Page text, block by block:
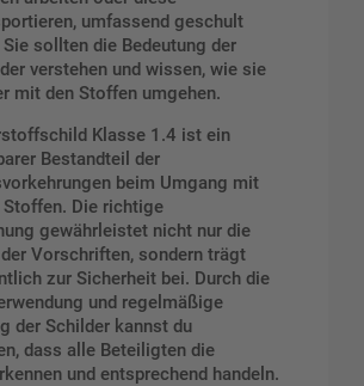
umfassend geschult
Sie sollten die Bedeutung der
verstehen und wissen, wie sie
mit den Stoffen umgehen.
Klasse 1.4 ist ein
Bestandteil der
beim Umgang mit
Die richtige
gewährleistet nicht nur die
Vorschriften, sondern trägt
zur Sicherheit bei. Durch die
und regelmäßige
der Schilder kannst du
dass alle Beteiligten die
und entsprechend handeln.